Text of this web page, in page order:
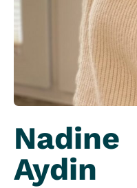
Nadine
Aydin